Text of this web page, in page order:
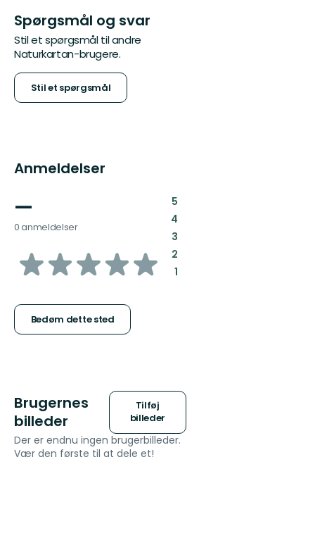
Spørgsmål og svar
Stil et spørgsmål til andre
Naturkartan-brugere.
Stil et spørgsmål
Anmeldelser
—
0 anmeldelser
ud
5
Bedøm dette sted
5:
4:
3:
2:
1:
Brugernes
billeder
Tilføj
billeder
Der er endnu ingen brugerbilleder.
Vær den første til at dele et!